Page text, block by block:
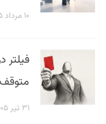
۱۰ مرداد ۱۴۰۵
۳۱ تیر ۱۴۰۵